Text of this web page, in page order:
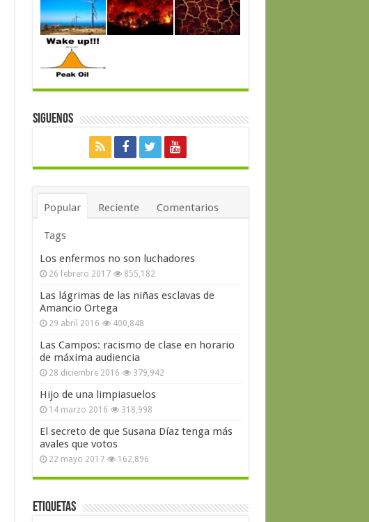
Siguenos
Popular Reciente Comentarios
Tags
Los enfermos no son luchadores
26 febrero 2017 855,182
Las lágrimas de las niñas esclavas de
Amancio Ortega
29 abril 2016 400,848
Las Campos: racismo de clase en horario
de máxima audiencia
28 diciembre 2016 379,942
Hijo de una limpiasuelos
14 marzo 2016 318,998
El secreto de que Susana Díaz tenga más
avales que votos
22 mayo 2017 162,896
Etiquetas